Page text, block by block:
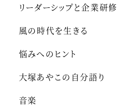
リーダーシップと企業研修
風の時代を生きる
悩みへのヒント
大塚あやこの自分語り
音楽